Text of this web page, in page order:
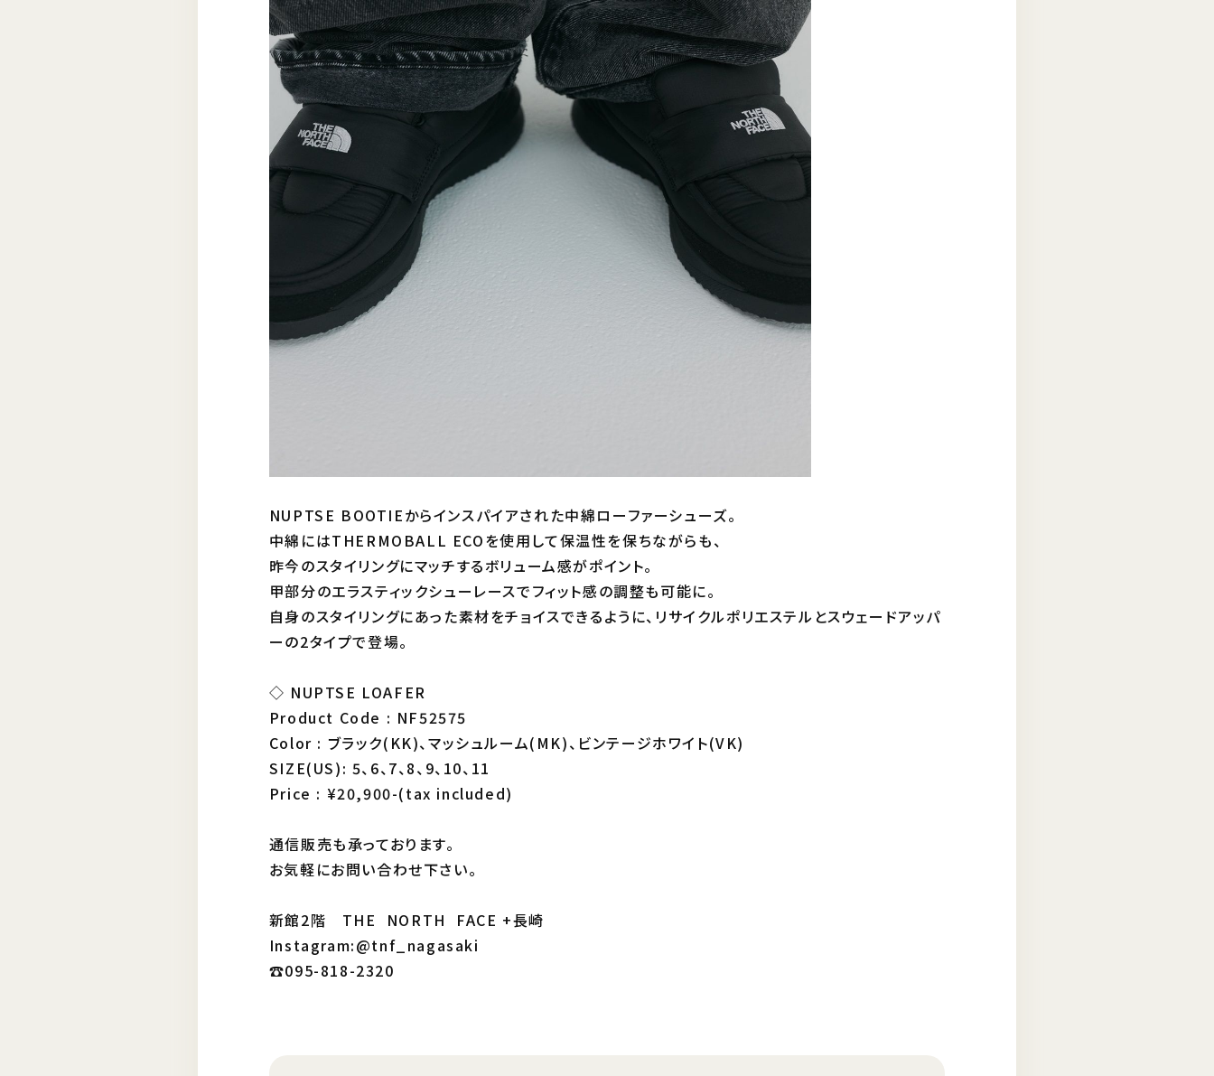
NUPTSE BOOTIEからインスパイアされた中綿ローファーシューズ。
中綿にはTHERMOBALL ECOを使用して保温性を保ちながらも、
昨今のスタイリングにマッチするボリューム感がポイント。
甲部分のエラスティックシューレースでフィット感の調整も可能に。
自身のスタイリングにあった素材をチョイスできるように、リサイクルポリエステルとスウェードアッパ
ーの2タイプで登場。
◇ NUPTSE LOAFER
Product Code : NF52575
Color : ブラック(KK)、マッシュルーム(MK)、ビンテージホワイト(VK)
SIZE(US): 5、6、7、8、9、10、11
Price : ¥20,900-(tax included)
通信販売も承っております。
お気軽にお問い合わせ下さい。
新館2階 THE NORTH FACE +長崎
Instagram:@tnf_nagasaki
☎︎095-818-2320